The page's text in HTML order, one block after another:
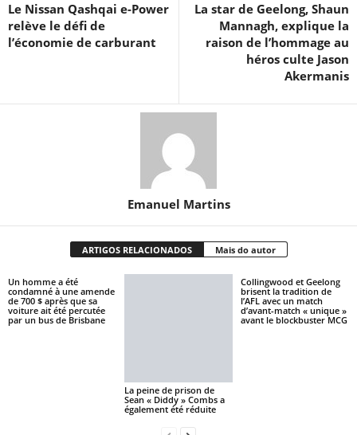
Le Nissan Qashqai e-Power
relève le défi de
l’économie de carburant
La star de Geelong, Shaun
Mannagh, explique la
raison de l’hommage au
héros culte Jason
Akermanis
Emanuel Martins
ARTIGOS RELACIONADOS Mais do autor
Un homme a été
condamné à une amende
de 700 $ après que sa
voiture ait été percutée
par un bus de Brisbane
La peine de prison de
Sean « Diddy » Combs a
également été réduite
Collingwood et Geelong
brisent la tradition de
l’AFL avec un match
d’avant-match « unique »
avant le blockbuster MCG